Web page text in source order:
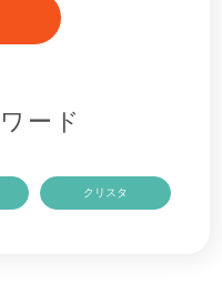
ード
クリスタ